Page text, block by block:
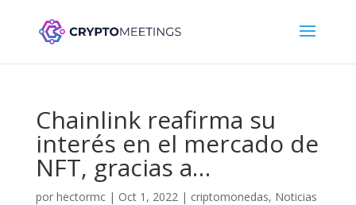
Chainlink reafirma su
interés en el mercado de
NFT, gracias a…
por hectormc| Oct 1, 2022| criptomonedas, Noticias